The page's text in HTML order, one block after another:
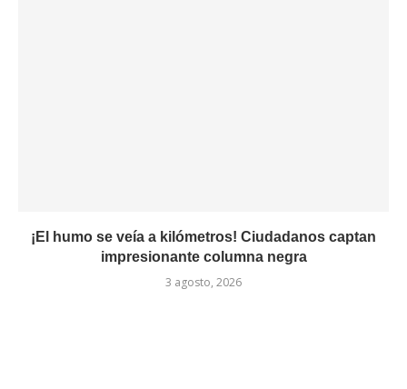
¡El humo se veía a kilómetros! Ciudadanos captan
impresionante columna negra
3 agosto, 2026